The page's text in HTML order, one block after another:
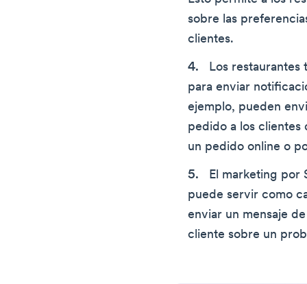
sobre las
clientes.
Los restaurantes
para enviar
ejemplo, pueden
pedido a los clientes
un pedido online o
El marketing por
puede servir como
enviar un mensaje
cliente sobre un